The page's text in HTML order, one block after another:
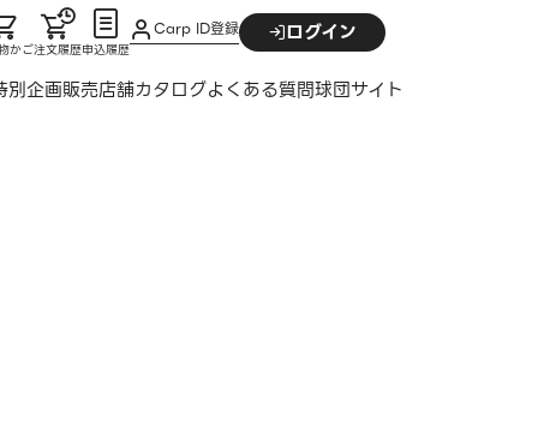
かご注文履歴申込履歴
Carp ID登録 ログイン
別企画販売店舗カタログよくある質問球団サイト